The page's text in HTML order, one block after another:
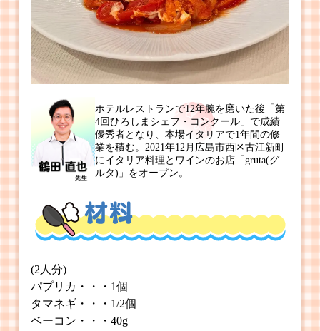
ホテルレストランで12年腕を磨いた後「第
4回ひろしまシェフ・コンクール」で成績
優秀者となり、本場イタリアで1年間の修
業を積む。2021年12月広島市西区古江新町
にイタリア料理とワインのお店「gruta(グ
ルタ)」をオープン。
(2人分)
パプリカ・・・1個
タマネギ・・・1/2個
ベーコン・・・40g